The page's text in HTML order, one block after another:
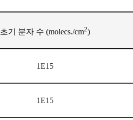
초기 분자 수 (molecs./cm2)
1E15
1E15